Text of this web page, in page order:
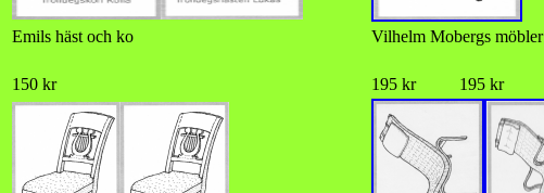
Emils häst och ko Vilhelm Mobergs möbler
150 kr 195 kr 195 kr